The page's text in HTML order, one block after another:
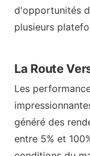
d'opportunités
plusieurs
La Route
Les
généré des
entre 5% et